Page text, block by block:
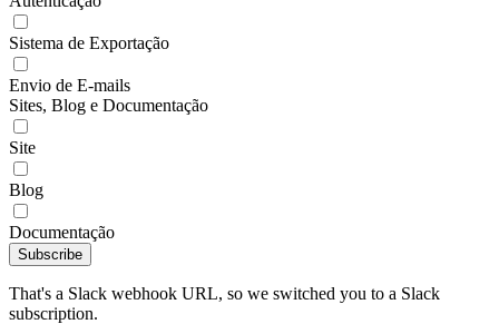
Sistema de Exportação
Envio de E-mails
Sites, Blog e Documentação
Site
Blog
Documentação
Subscribe
That's a Slack webhook URL, so we switched you to a Slack
subscription.